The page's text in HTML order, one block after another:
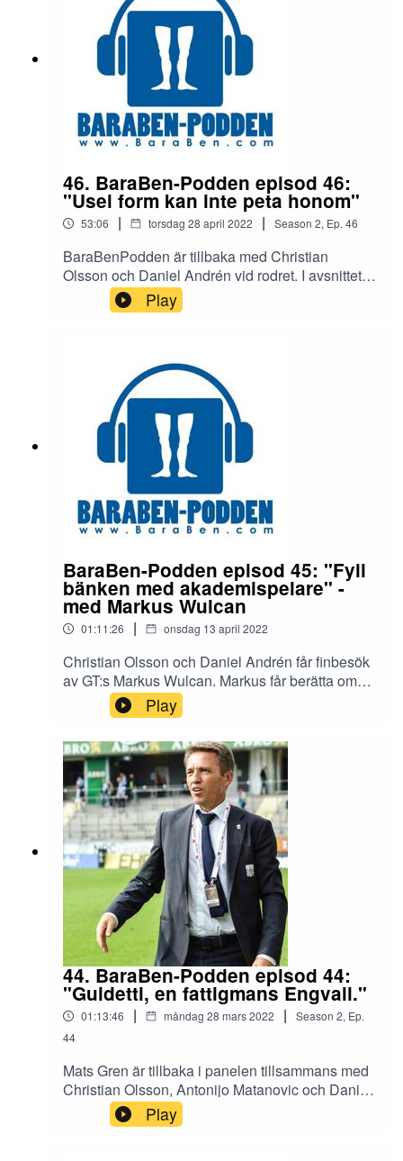
grisenBärsKen Ring och Stig Thorbjørnsen Det
och en hel del annat. Tack för att du lyssnar!
46. BaraBen-Podden episod 46:
"Usel form kan inte peta honom"
53:06 | torsdag 28 april 2022 | Season 2, Ep. 46
BaraBenPodden är tillbaka med Christian
Olsson och Daniel Andrén vid rodret. I avsnittet
avhandlas: Djurgården hemmaMalmö bortaErik
Sorga, Kevin Yakob och Filip Ambroz - Vem ska
bortaOch en del annat! Tack för att du lyssnar!
Play
BaraBen-Podden episod 45: "Fyll
bänken med akademispelare" -
med Markus Wulcan
01:11:26 | onsdag 13 april 2022
Christian Olsson och Daniel Andrén får finbesök
av GT:s Markus Wulcan. Markus får berätta om
sitt jobb och vad GT fokuserar på i år, naturligtvis
Blåvitt (och Frölunda HC). Dagens avsnitt
avhandlar: Matchen mot Helsingborg.
Kommande match mot BK Häcken. Har Stahre
en svart bok? LundellVad skulle Wulcan göra
som ordförande för IFK Göteborg? Släpp loss
juniorerna! Håkan Mild och den nya
organisationen. Och en del annat...Tack för att du
lyssnar!
Play
44. BaraBen-Podden episod 44:
"Guidetti, en fattigmans Engvall."
01:13:46 | måndag 28 mars 2022 | Season 2, Ep.
44
Mats Gren är tillbaka i panelen tillsammans med
Christian Olsson, Antonijo Matanovic och Daniel
Andrén.Panelen ger er sin topp 5 för årets
Allsvenska. Dessutom koras de stora förlorarna.
Play